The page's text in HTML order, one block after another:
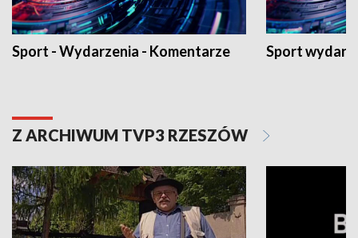
Sport - Wydarzenia - Komentarze Sport
Z ARCHIWUM TVP3 RZESZÓW